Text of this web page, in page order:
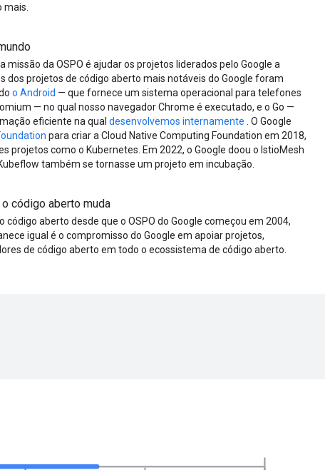
da OSPO é ajudar os projetos liderados pelo Google a
dos projetos de código aberto mais notáveis ​​do Google foram
o Android — que fornece um sistema operacional para telefones
— no qual nosso navegador Chrome é executado, e o Go —
eficiente na qual desenvolvemos internamente . O Google
para criar a Cloud Native Computing Foundation em 2018,
projetos como o Kubernetes. Em 2022, o Google doou o IstioMesh
também se tornasse um projeto em incubação.
código aberto muda
código aberto desde que o OSPO do Google começou em 2004,
igual é o compromisso do Google em apoiar projetos,
de código aberto em todo o ecossistema de código aberto.